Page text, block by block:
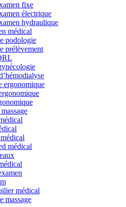
fixe
électrique
hydraulique
médical
podologie
prélèvement
ergonomique
médical
médical
massage